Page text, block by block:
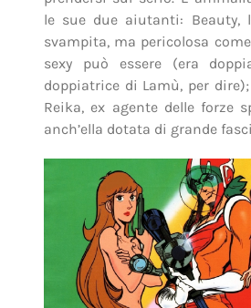
le sue due aiutanti: Beauty,
svampita, ma pericolosa
sexy può essere (era
doppiatrice di Lamù, per
Reika, ex agente delle forze
anch’ella dotata di grande